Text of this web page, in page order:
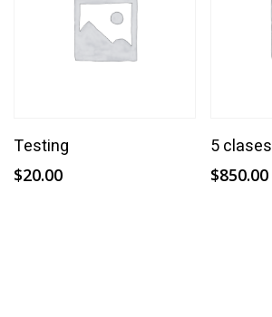
Testing
$20.00
5 clases
$850.00